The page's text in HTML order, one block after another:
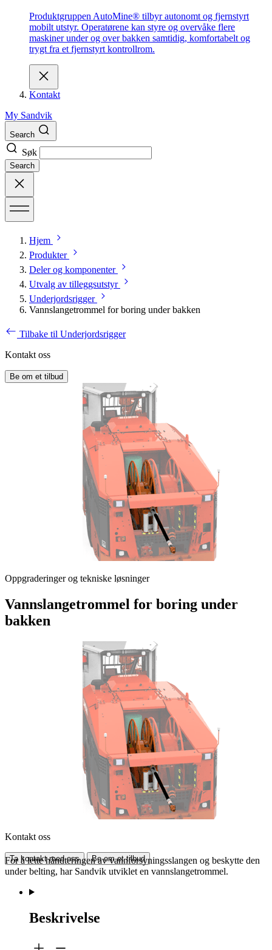
Produktgruppen AutoMine® tilbyr autonomt og fjernstyrt
mobilt utstyr. Operatørene kan styre og overvåke flere
maskiner under og over bakken samtidig, komfortabelt og
trygt fra et fjernstyrt kontrollrom.
Kontakt
My Sandvik
Search
Søk
Search
Hjem
Produkter
Deler og komponenter
Utvalg av tilleggsutstyr
Underjordsrigger
Vannslangetrommel for boring under bakken
Tilbake til Underjordsrigger
Kontakt oss
Be om et tilbud
Oppgraderinger og tekniske løsninger
Vannslangetrommel for boring under
bakken
Kontakt oss
Ta kontakt med oss Be om et tilbud
For å lette håndteringen av vannforsyningsslangen og beskytte den
under belting, har Sandvik utviklet en vannslangetrommel.
Beskrivelse